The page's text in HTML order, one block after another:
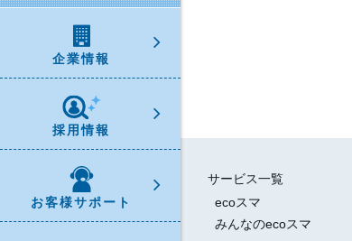
企業情報
採用情報
お客様サポート
サービス一覧
ecoスマ
みんなのecoスマ